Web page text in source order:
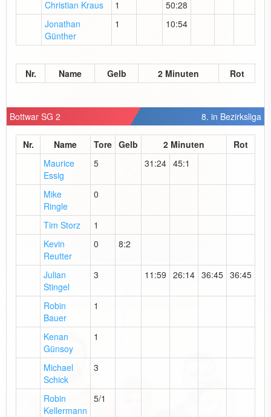
Christian Kraus
1
50:28
Jonathan
Günther
1 10:54
Nr. Name Gelb 2 Minuten Rot
Bottwar SG 2 8. in Bezirksliga
Nr. Name Tore Gelb 2 Minuten
Rot
Maurice
Essig
5 31:24 45:1
Mike
Ringle
0
Tim Storz
1
Kevin
Reutter
0 8:2
Julian
Stingel
3 11:59 26:14 36:45 36:45
Robin
Bauer
1
Kenan
Günsoy
1
Michael
Schick
3
Robin
Kellermann
5/1